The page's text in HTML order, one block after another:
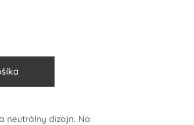
neutrálny dizajn. Na